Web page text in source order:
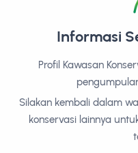
Informasi
Profil Kawasan
Silakan kembali dalam
konservasi lainnya